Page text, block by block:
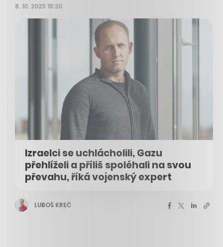
8. 10. 2023 18:20
Izraelci se uchlácholili, Gazu
přehlíželi a příliš spoléhali na svou
převahu, říká vojenský expert
LUBOŠ KREČ